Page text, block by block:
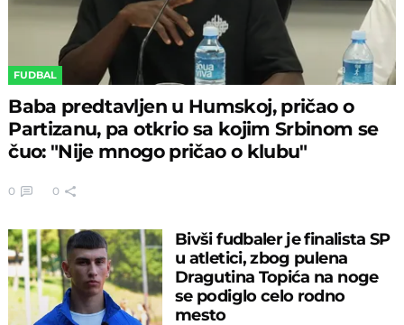
FUDBAL
Baba predtavljen u Humskoj, pričao o
Partizanu, pa otkrio sa kojim Srbinom se
čuo: "Nije mnogo pričao o klubu"
0 0
Bivši fudbaler je finalista SP
u atletici, zbog pulena
Dragutina Topića na noge
se podiglo celo rodno
mesto